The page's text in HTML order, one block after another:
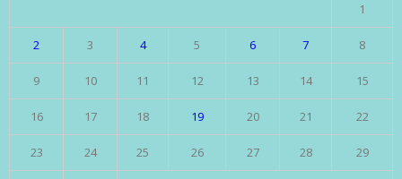
1
2 3 4 5 6 7 8
9 10 11 12 13 14 15
16 17 18 19 20 21 22
23 24 25 26 27 28 29